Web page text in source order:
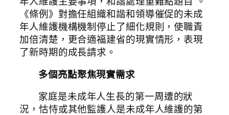
《條例》對擔任組織和諧和領導催促的未成
年人維護機構機制停止了細化規則，使職責
加倍清楚，更合適福建省的現實情形，表現
了新時期的成長請求。
多個亮點聚焦現實需求
家庭是未成年人生長的第一周遭的狀
況，怙恃或其他監護人是未成年人維護的第